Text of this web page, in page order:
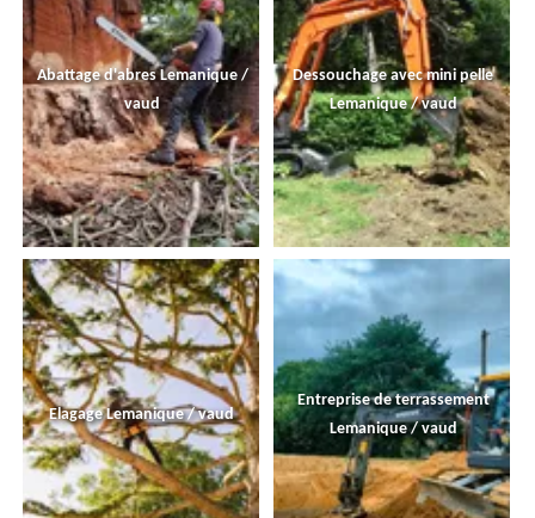
Abattage d'abres Lemanique /
vaud
Dessouchage avec mini pelle
Lemanique / vaud
Elagage Lemanique / vaud
Entreprise de terrassement
Lemanique / vaud